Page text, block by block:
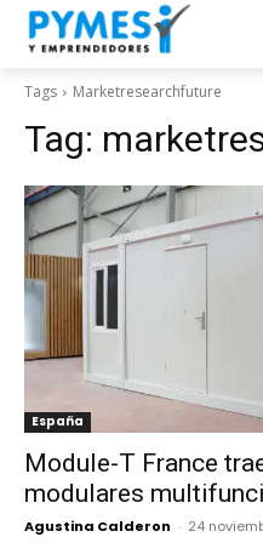
Tags Marketresearchfuture
Tag:
España
Module-T France
modulares
Agustina Calderon - 24